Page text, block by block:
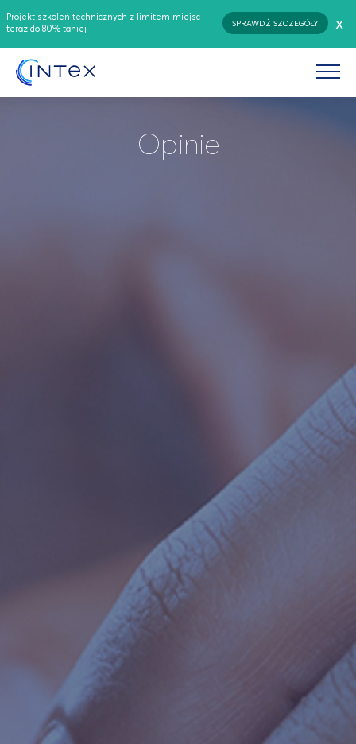
Projekt szkoleń technicznych z limitem miejsc
teraz do 80% taniej
SPRAWDŹ SZCZEGÓŁY x
Opinie